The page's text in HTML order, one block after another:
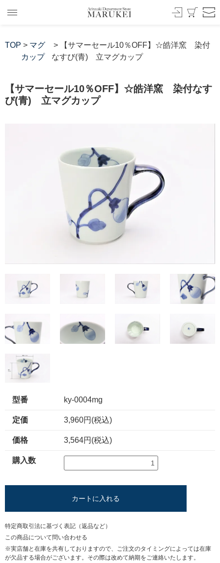
TOP > マグ
カップ
> 【サマーセール10％OFF】☆皓洋窯 染付
なすび(青) 立マグカップ
【サマーセール10％OFF】☆皓洋窯 染付なす
び(青) 立マグカップ
型番 ky-0004mg
定価 3,960円(税込)
価格 3,564円(税込)
購入数
カートに入れる
特定商取引法に基づく表記（返品など）
この商品について問い合わせる
※実店舗と在庫を共有しておりますので、ご注文のタイミングによっては在庫
が欠品する場合がございます。その際は改めて納期をご連絡いたします。